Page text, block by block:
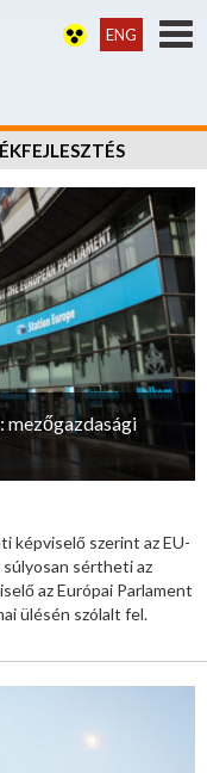
ENG
mezőgazdasági
képviselő szerint az EU-
súlyosan sértheti az
az Európai Parlament
ülésén szólalt fel.